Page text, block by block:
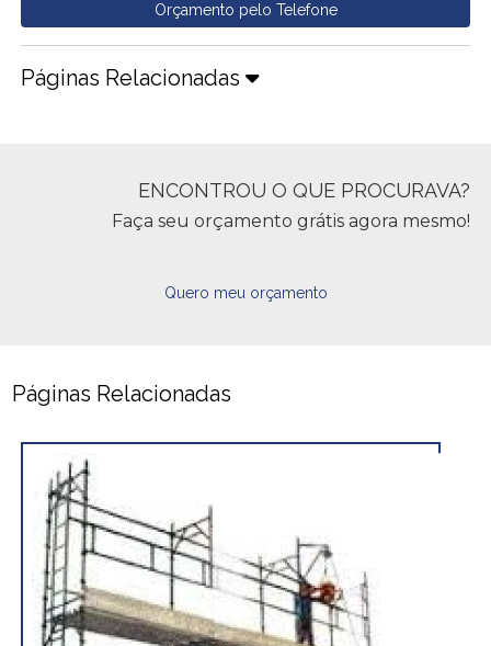
Orçamento pelo Telefone
Páginas Relacionadas
ENCONTROU O QUE PROCURAVA?
Faça seu orçamento grátis agora mesmo!
Quero meu orçamento
Páginas Relacionadas